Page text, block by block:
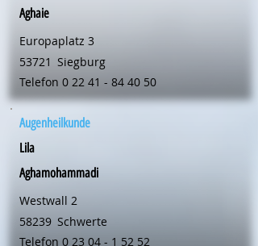
Aghaie
Europaplatz 3
53721 Siegburg
Telefon 0 22 41 - 84 40 50
Augenheilkunde
Lila
Aghamohammadi
Westwall 2
58239 Schwerte
Telefon 0 23 04 - 1 52 52